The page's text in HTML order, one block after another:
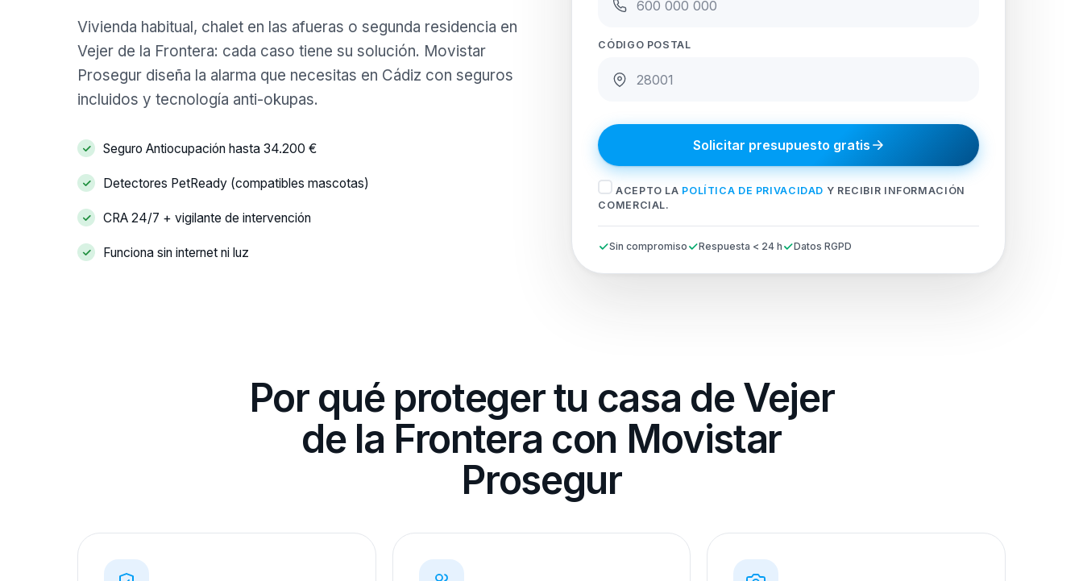
Vivienda habitual, chalet en las afueras o segunda residencia en
Vejer de la Frontera: cada caso tiene su solución. Movistar
Prosegur diseña la alarma que necesitas en Cádiz con seguros
incluidos y tecnología anti-okupas.
Seguro Antiocupación hasta 34.200 €
Detectores PetReady (compatibles mascotas)
CRA 24/7 + vigilante de intervención
Funciona sin internet ni luz
CÓDIGO POSTAL
Solicitar presupuesto gratis
ACEPTO LA POLÍTICA DE PRIVACIDAD Y RECIBIR INFORMACIÓN
COMERCIAL.
Sin compromiso Respuesta < 24 h Datos RGPD
Por qué proteger tu casa de Vejer
de la Frontera con Movistar
Prosegur